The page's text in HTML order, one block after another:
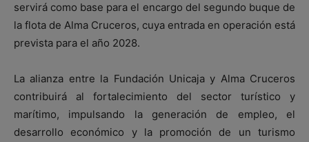
servirá como base para el encargo del segundo buque de
la flota de Alma Cruceros, cuya entrada en operación está
prevista para el año 2028.
La alianza entre la Fundación Unicaja y Alma Cruceros
contribuirá al fortalecimiento del sector turístico y
marítimo, impulsando la generación de empleo, el
desarrollo económico y la promoción de un turismo